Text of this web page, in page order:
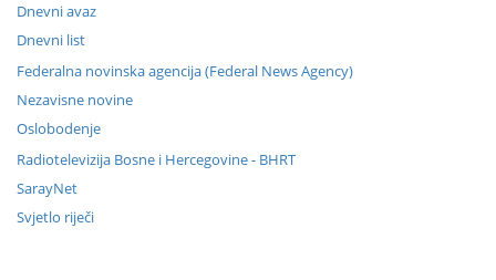
Dnevni avaz
Dnevni list
Federalna novinska agencija (Federal News Agency)
Nezavisne novine
Oslobodenje
Radiotelevizija Bosne i Hercegovine - BHRT
SarayNet
Svjetlo riječi